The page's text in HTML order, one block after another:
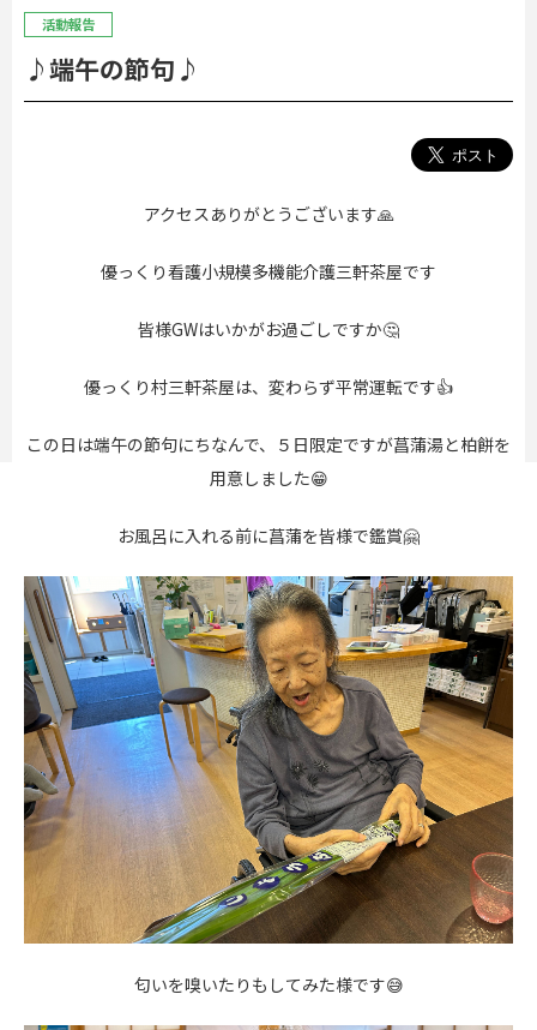
活動報告
♪端午の節句♪
アクセスありがとうございます🙏
優っくり看護小規模多機能介護三軒茶屋です
皆様GWはいかがお過ごしですか🤔
優っくり村三軒茶屋は、変わらず平常運転です👍
この日は端午の節句にちなんで、５日限定ですが菖蒲湯と柏餅を
用意しました😁
お風呂に入れる前に菖蒲を皆様で鑑賞🤗
匂いを嗅いたりもしてみた様です😅